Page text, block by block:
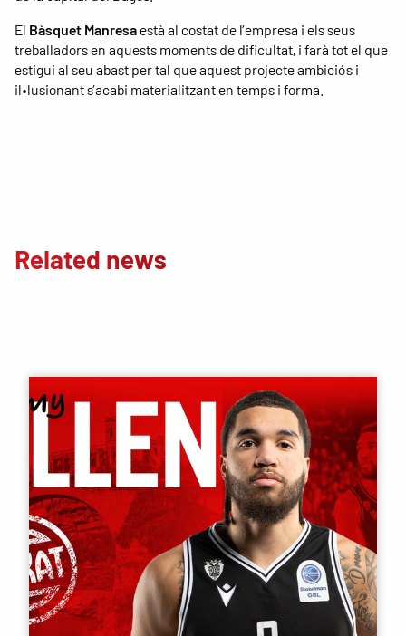
El Bàsquet Manresaestà al costat de l’empresa i els seus
treballadors en aquests moments de dificultat, i farà tot el que
estigui al seu abast per tal que aquest projecte ambiciós i
il•lusionant s’acabi materialitzant en temps i forma.
Related news